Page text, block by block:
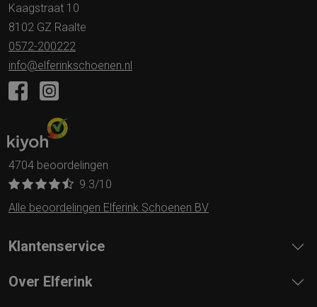
Kaagstraat 10
8102 GZ Raalte
0572-200222
info@elferinkschoenen.nl
4704 beoordelingen
9.3/10
Alle beoordelingen Elferink Schoenen BV
Klantenservice
Over Elferink